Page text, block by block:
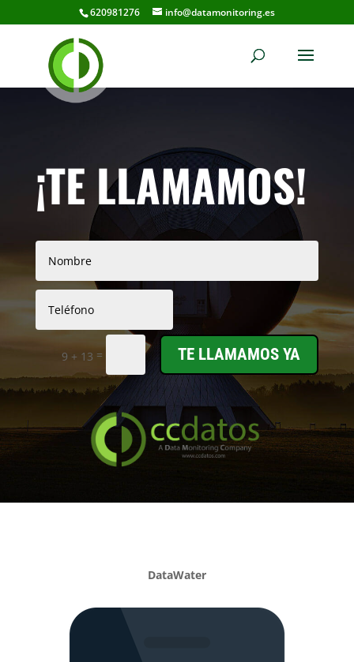
620981276 info@datamonitoring.es
¡TE LLAMAMOS!
9 + 13 = TE LLAMAMOS YA
DataWater